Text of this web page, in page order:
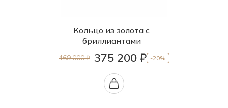
Кольцо из золота с
бриллиантами
469 000 ₽ 375 200 ₽ -20%